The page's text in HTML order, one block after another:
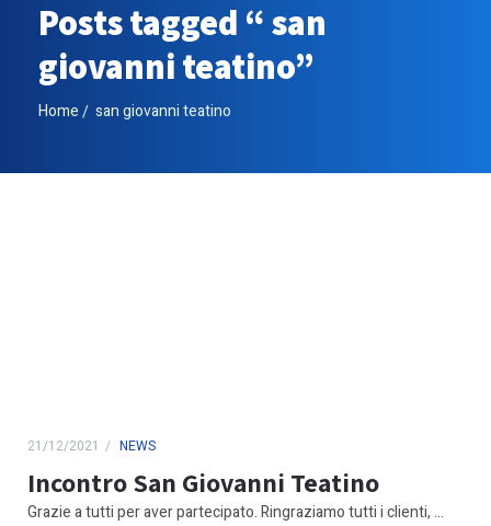
Posts tagged “ san
giovanni teatino”
Home san giovanni teatino
21/12/2021 NEWS
Incontro San Giovanni Teatino
Grazie a tutti per aver partecipato. Ringraziamo tutti i clienti, ...